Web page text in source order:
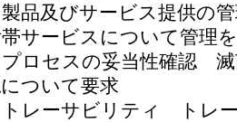
品及びサービス提供の
サービスについて管理
ロセスの妥当性確認 滅
ついて要求
レーサビリティ トレ